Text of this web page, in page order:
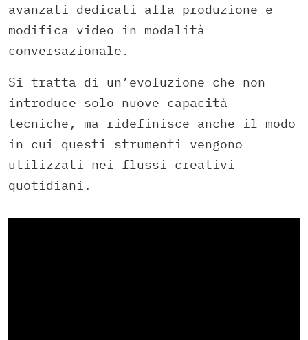
avanzati dedicati alla produzione e
modifica video in modalità
conversazionale.
Si tratta di un’evoluzione che non
introduce solo nuove capacità
tecniche, ma ridefinisce anche il modo
in cui questi strumenti vengono
utilizzati nei flussi creativi
quotidiani.